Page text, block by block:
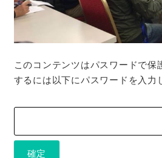
このコンテンツはパスワードで保
するには以下にパスワードを入力